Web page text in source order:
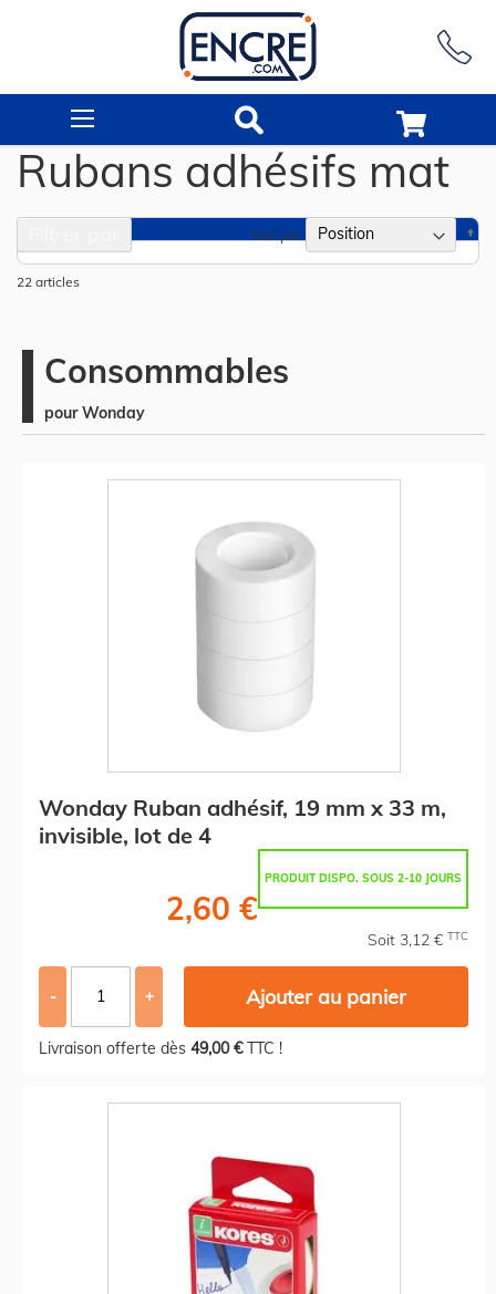
Rubans adhésifs mat
22 articles
Trier par
Consommables
pour Wonday
Wonday Ruban adhésif, 19 mm x 33 m,
invisible, lot de 4
PRODUIT DISPO. SOUS 2-10 JOURS
2,60 €
Soit 3,12 € TTC
- + Ajouter au panier
Livraison offerte dès 49,00 €TTC !